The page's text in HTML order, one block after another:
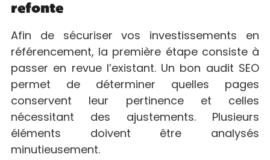
refonte
Afin de sécuriser vos investissements en
référencement, la première étape consiste à
passer en revue l’existant. Un bon audit SEO
permet de déterminer quelles pages
conservent leur pertinence et celles
nécessitant des ajustements. Plusieurs
éléments doivent être analysés
minutieusement.